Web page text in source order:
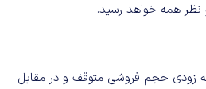
همه خواهد رسید.
زودی حجم فروشی متوقف و در مقابل